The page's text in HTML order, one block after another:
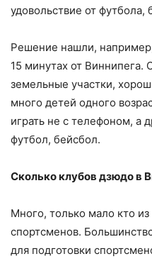
удовольствие от футбола,
Решение нашли,
15 минутах от
земельные участки,
много детей одного
играть не с телефоном, а
футбол, бейсбол.
Сколько клубов дзюдо в
Много, только мало кто
спортсменов.
для подготовки